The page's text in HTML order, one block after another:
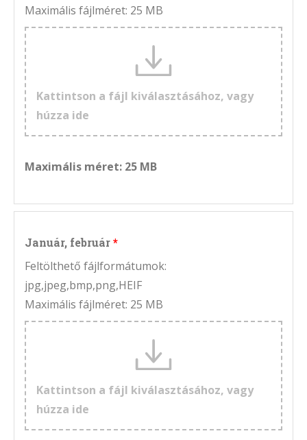
Maximális fájlméret: 25 MB
Kattintson a fájl kiválasztásához, vagy
húzza ide
Maximális méret: 25 MB
Január, február
Feltölthető fájlformátumok:
jpg,jpeg,bmp,png,HEIF
Maximális fájlméret: 25 MB
Kattintson a fájl kiválasztásához, vagy
húzza ide